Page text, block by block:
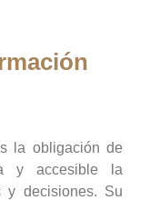
la obligación de
y accesible la
y decisiones. Su